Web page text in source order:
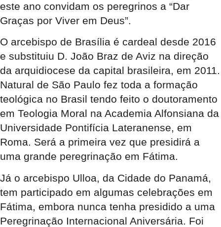
este ano convidam os peregrinos a “Dar
Graças por Viver em Deus”.
O arcebispo de Brasília é cardeal desde 2016
e substituiu D. João Braz de Aviz na direção
da arquidiocese da capital brasileira, em 2011.
Natural de São Paulo fez toda a formação
teológica no Brasil tendo feito o doutoramento
em Teologia Moral na Academia Alfonsiana da
Universidade Pontifícia Lateranense, em
Roma. Será a primeira vez que presidirá a
uma grande peregrinação em Fátima.
Já o arcebispo Ulloa, da Cidade do Panamá,
tem participado em algumas celebrações em
Fátima, embora nunca tenha presidido a uma
Peregrinação Internacional Aniversária. Foi